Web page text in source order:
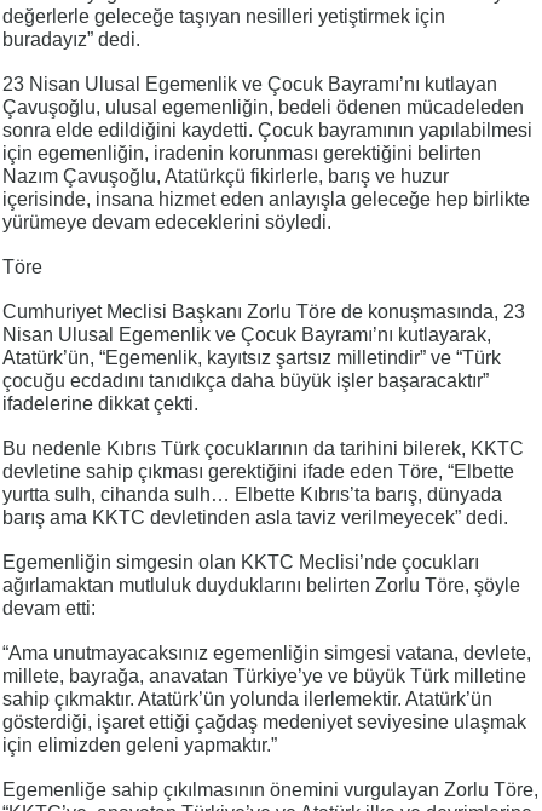
değerlerle geleceğe taşıyan nesilleri yetiştirmek için
buradayız” dedi.
23 Nisan Ulusal Egemenlik ve Çocuk Bayramı’nı kutlayan
Çavuşoğlu, ulusal egemenliğin, bedeli ödenen mücadeleden
sonra elde edildiğini kaydetti. Çocuk bayramının yapılabilmesi
için egemenliğin, iradenin korunması gerektiğini belirten
Nazım Çavuşoğlu, Atatürkçü fikirlerle, barış ve huzur
içerisinde, insana hizmet eden anlayışla geleceğe hep birlikte
yürümeye devam edeceklerini söyledi.
Töre
Cumhuriyet Meclisi Başkanı Zorlu Töre de konuşmasında, 23
Nisan Ulusal Egemenlik ve Çocuk Bayramı’nı kutlayarak,
Atatürk’ün, “Egemenlik, kayıtsız şartsız milletindir” ve “Türk
çocuğu ecdadını tanıdıkça daha büyük işler başaracaktır”
ifadelerine dikkat çekti.
Bu nedenle Kıbrıs Türk çocuklarının da tarihini bilerek, KKTC
devletine sahip çıkması gerektiğini ifade eden Töre, “Elbette
yurtta sulh, cihanda sulh… Elbette Kıbrıs’ta barış, dünyada
barış ama KKTC devletinden asla taviz verilmeyecek” dedi.
Egemenliğin simgesin olan KKTC Meclisi’nde çocukları
ağırlamaktan mutluluk duyduklarını belirten Zorlu Töre, şöyle
devam etti:
“Ama unutmayacaksınız egemenliğin simgesi vatana, devlete,
millete, bayrağa, anavatan Türkiye’ye ve büyük Türk milletine
sahip çıkmaktır. Atatürk’ün yolunda ilerlemektir. Atatürk’ün
gösterdiği, işaret ettiği çağdaş medeniyet seviyesine ulaşmak
için elimizden geleni yapmaktır.”
Egemenliğe sahip çıkılmasının önemini vurgulayan Zorlu Töre,